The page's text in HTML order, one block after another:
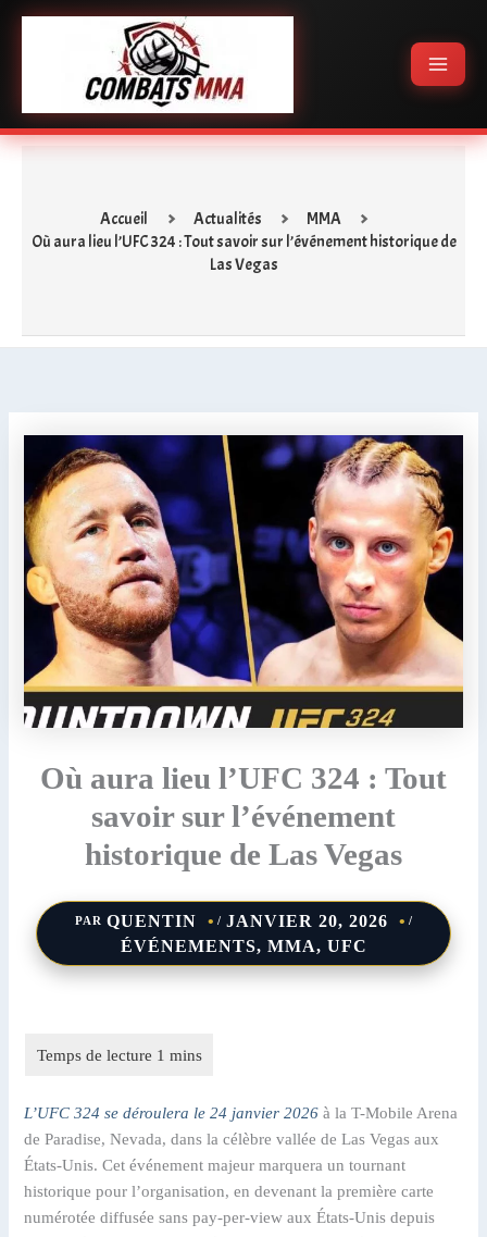
Aller
Menu
Accueil Actualités
MMA
Où aura lieu l’UFC 324 : Tout savoir sur l’événement historique de
Las Vegas
Où aura lieu l’UFC 324 : Tout
savoir sur l’événement
historique de Las Vegas
PAR QUENTIN / JANVIER 20, 2026 /
ÉVÉNEMENTS, MMA, UFC
L’UFC 324 se déroulera le 24 janvier 2026 à la T-Mobile Arena
de Paradise, Nevada, dans la célèbre vallée de Las Vegas aux
États-Unis. Cet événement majeur marquera un tournant
historique pour l’organisation, en devenant la première carte
numérotée diffusée sans pay-per-view aux États-Unis depuis